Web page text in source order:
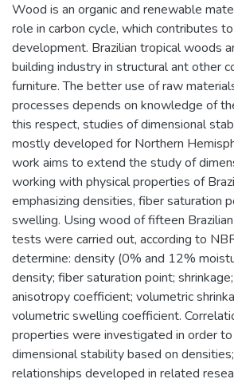
Wood is an organic and renewable
role in carbon cycle, which contributes
development. Brazilian tropical woods
building industry in structural ant other
furniture. The better use of raw
processes depends on knowledge of
this respect, studies of dimensional
mostly developed for Northern
work aims to extend the study of
working with physical properties of
emphasizing densities, fiber saturation
swelling. Using wood of fifteen
tests were carried out, according to
determine: density (0% and 12%
density; fiber saturation point;
anisotropy coefficient; volumetric
volumetric swelling coefficient.
properties were investigated in order
dimensional stability based on
relationships developed in related